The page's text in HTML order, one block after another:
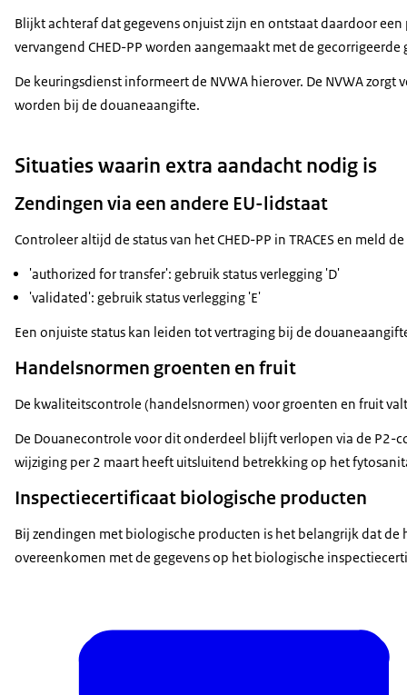
Blijkt achteraf dat gegevens onjuist zijn en ontstaat daardoor
vervangend CHED-PP worden aangemaakt met de gecorrigeerde
De keuringsdienst informeert de NVWA hierover. De NVWA
worden bij de douaneaangifte.
Situaties waarin extra aandacht nodig is
Zendingen via een andere EU-lidstaat
Controleer altijd de status van het CHED-PP in TRACES en meld
'authorized for transfer': gebruik status verlegging 'D'
'validated': gebruik status verlegging 'E'
Een onjuiste status kan leiden tot vertraging bij de
Handelsnormen groenten en fruit
De kwaliteitscontrole (handelsnormen) voor groenten en fruit valt
De Douanecontrole voor dit onderdeel blijft verlopen via de
wijziging per 2 maart heeft uitsluitend betrekking op het
Inspectiecertificaat biologische producten
Bij zendingen met biologische producten is het belangrijk dat
overeenkomen met de gegevens op het biologische